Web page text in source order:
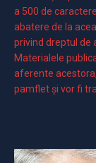
a 500 de
abatere de la
privind dreptul de
Materialele
aferente
pamflet și vor fi